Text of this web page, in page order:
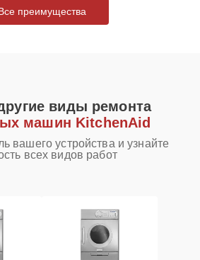
преимущества
виды ремонта
машин KitchenAid
вашего устройства и узнайте
всех видов работ